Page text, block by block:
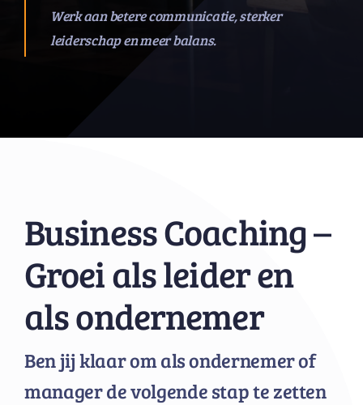
Werk aan betere communicatie, sterker
leiderschap en meer balans.
Business Coaching –
Groei als leider en
als ondernemer
Ben jij klaar om als ondernemer of
manager de volgende stap te zetten